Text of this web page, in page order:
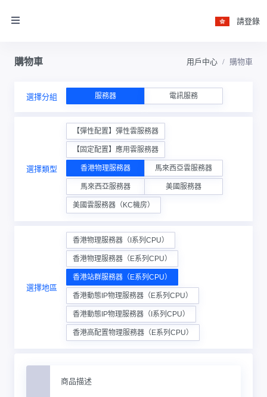
請登錄
購物車 用戶中心 購物車
選擇分組 服務器 電訊服務
選擇類型
【彈性配置】彈性雲服務器
【固定配置】應用雲服務器
香港物理服務器 馬來西亞雲服務器
馬來西亞服務器 美國服務器
美國雲服務器（KC機房）
選擇地區
香港物理服務器（I系列CPU）
香港物理服務器（E系列CPU）
香港站群服務器（E系列CPU）
香港動態IP物理服務器（E系列CPU）
香港動態IP物理服務器（I系列CPU）
香港高配置物理服務器（E系列CPU）
商品描述